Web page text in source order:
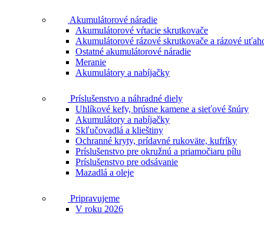
Akumulátorové náradie
Akumulátorové vŕtacie skrutkovače
Akumulátorové rázové skrutkovače a rázové
Ostatné akumulátorové náradie
Meranie
Akumulátory a nabíjačky
Príslušenstvo a náhradné diely
Uhlíkové kefy, brúsne kamene a sieťové šnúry
Akumulátory a nabíjačky
Skľučovadlá a klieštiny
Ochranné kryty, prídavné rukoväte, kufríky
Príslušenstvo pre okružnú a priamočiaru pílu
Príslušenstvo pre odsávanie
Mazadlá a oleje
Pripravujeme
V roku 2026